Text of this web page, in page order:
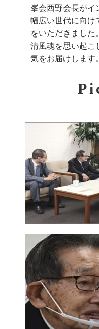
峯会西野会長がイ
幅広い世代に向け
をいただきました。
清風魂を思い起こ
気をお届けします。